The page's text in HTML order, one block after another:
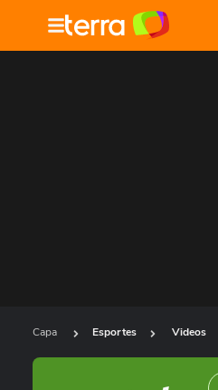
Capa Esportes Videos